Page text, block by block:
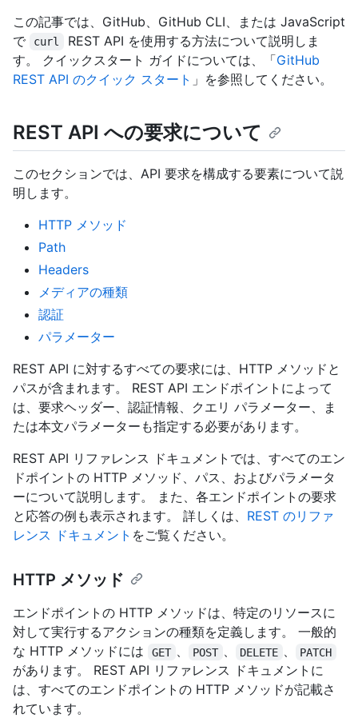
この記事では、GitHub、GitHub CLI、または JavaScript
で
curl
REST API を使用する方法について説明しま
す。 クイックスタート ガイドについては、「GitHub
REST API のクイック スタート 」を参照してください。
REST API への要求について
このセクションでは、API 要求を構成する要素について説
明します。
HTTP メソッド
Path
Headers
メディアの種類
認証
パラメーター
REST API に対するすべての要求には、HTTP メソッドと
パスが含まれます。 REST API エンドポイントによって
は、要求ヘッダー、認証情報、クエリ パラメーター、ま
たは本文パラメーターも指定する必要があります。
REST API リファレンス ドキュメントでは、すべてのエン
ドポイントの HTTP メソッド、パス、およびパラメータ
ーについて説明します。 また、各エンドポイントの要求
と応答の例も表示されます。 詳しくは、 REST のリファ
レンス ドキュメント をご覧ください。
HTTP メソッド
エンドポイントの HTTP メソッドは、特定のリソースに
対して実行するアクションの種類を定義します。 一般的
な HTTP メソッドには
GET 、 POST 、 DELETE 、 PATCH
があります。 REST API リファレンス ドキュメントに
は、すべてのエンドポイントの HTTP メソッドが記載さ
れています。